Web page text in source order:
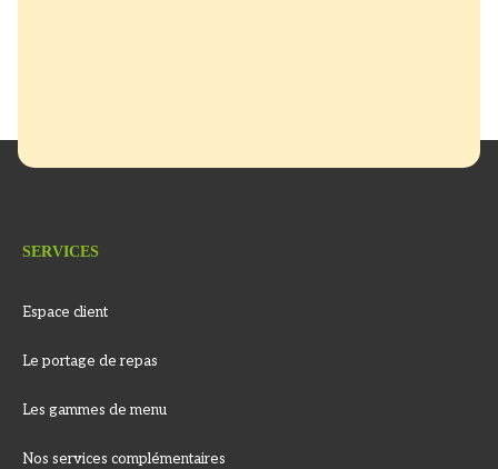
SERVICES
Espace client
Le portage de repas
Les gammes de menu
Nos services complémentaires